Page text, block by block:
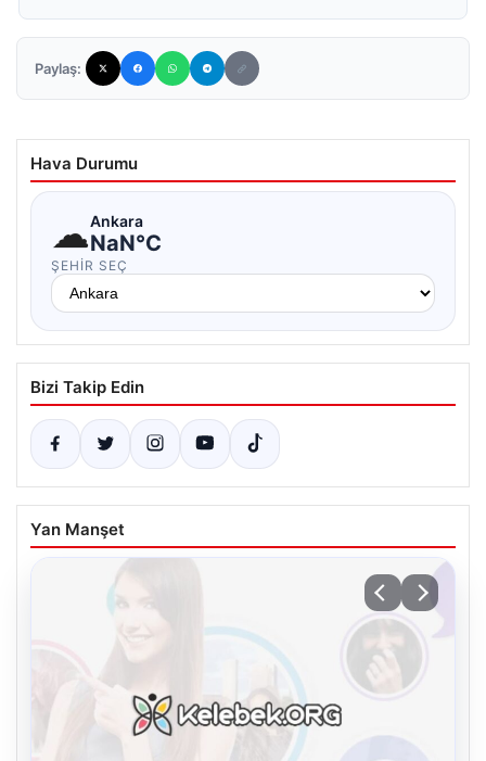
Paylaş:
Hava Durumu
☁Ankara
NaN°C
ŞEHIR SEÇ
Bizi Takip Edin
Yan Manşet